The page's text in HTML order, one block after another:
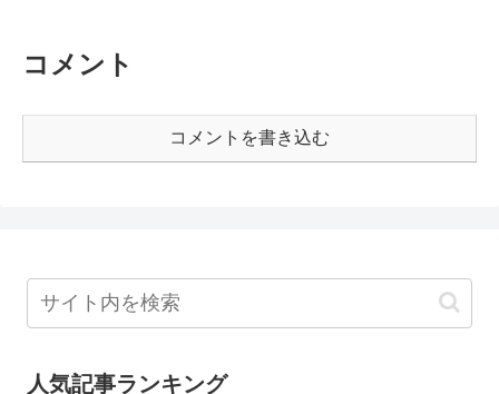
コメント
コメントを書き込む
人気記事ランキング